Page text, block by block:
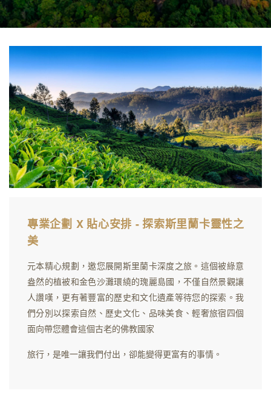
專業企劃 X 貼心安排 - 探索斯里蘭卡靈性之
美
元本精心規劃，邀您展開斯里蘭卡深度之旅。這個被綠意
盎然的植被和金色沙灘環繞的瑰麗島國，不僅自然景觀讓
人讚嘆，更有著豐富的歷史和文化遺產等待您的探索。我
們分別以探索自然、歷史文化、品味美食、輕奢旅宿四個
面向帶您體會這個古老的佛教國家
旅行，是唯一讓我們付出，卻能變得更富有的事情。